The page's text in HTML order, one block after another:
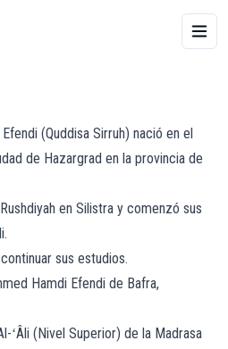
(Quddisa Sirruh) nació en el
de Hazargrad en la provincia de
en Silistra y comenzó sus
sus estudios.
Hamdi Efendi de Bafra,
ʻÂli (Nivel Superior) de la Madrasa